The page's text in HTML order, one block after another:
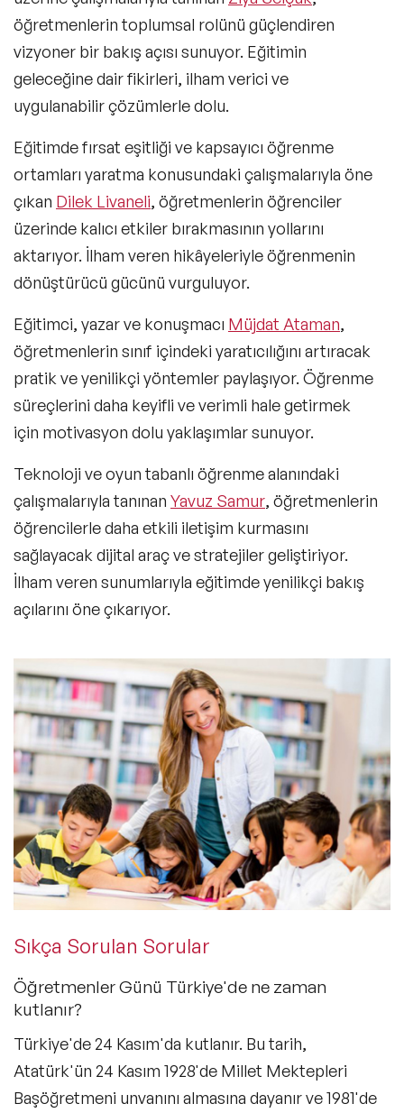
öğretmenlerin toplumsal rolünü güçlendiren
vizyoner bir bakış açısı sunuyor. Eğitimin
geleceğine dair fikirleri, ilham verici ve
uygulanabilir çözümlerle dolu.
Eğitimde fırsat eşitliği ve kapsayıcı öğrenme
ortamları yaratma konusundaki çalışmalarıyla öne
çıkan Dilek Livaneli, öğretmenlerin öğrenciler
üzerinde kalıcı etkiler bırakmasının yollarını
aktarıyor. İlham veren hikâyeleriyle öğrenmenin
dönüştürücü gücünü vurguluyor.
Eğitimci, yazar ve konuşmacı Müjdat Ataman,
öğretmenlerin sınıf içindeki yaratıcılığını artıracak
pratik ve yenilikçi yöntemler paylaşıyor. Öğrenme
süreçlerini daha keyifli ve verimli hale getirmek
için motivasyon dolu yaklaşımlar sunuyor.
Teknoloji ve oyun tabanlı öğrenme alanındaki
çalışmalarıyla tanınan Yavuz Samur, öğretmenlerin
öğrencilerle daha etkili iletişim kurmasını
sağlayacak dijital araç ve stratejiler geliştiriyor.
İlham veren sunumlarıyla eğitimde yenilikçi bakış
açılarını öne çıkarıyor.
Sıkça Sorulan Sorular
Öğretmenler Günü Türkiye'de ne zaman
kutlanır?
Türkiye'de 24 Kasım'da kutlanır. Bu tarih,
Atatürk'ün 24 Kasım 1928'de Millet Mektepleri
Başöğretmeni unvanını almasına dayanır ve 1981'de